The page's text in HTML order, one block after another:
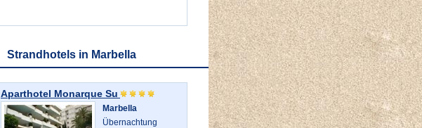
Strandhotels in Marbella
Aparthotel Monarque Su
Marbella
Übernachtung